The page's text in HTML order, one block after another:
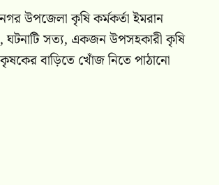
উপজেলা কৃষি কর্মকর্তা ইমরান
ঘটনাটি সত্য, একজন উপসহকারী কৃষি
বাড়িতে খোঁজ নিতে পাঠানো